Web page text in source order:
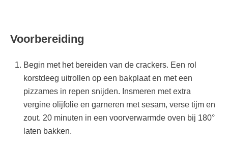
Voorbereiding
Begin met het bereiden van de crackers. Een rol
korstdeeg uitrollen op een bakplaat en met een
pizzames in repen snijden. Insmeren met extra
vergine olijfolie en garneren met sesam, verse tijm en
zout. 20 minuten in een voorverwarmde oven bij 180°
laten bakken.